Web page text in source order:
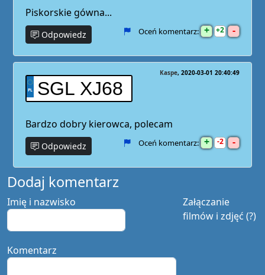
Piskorskie gówna...
Odpowiedz Oceń komentarz: + 2 -
SGL XJ68
Kaspe 2020-03-01 20:40:49
Bardzo dobry kierowca, polecam
Odpowiedz Oceń komentarz: + 2 -
Dodaj komentarz
Załączanie
filmów i zdjęć (?)
Imię i nazwisko
Komentarz